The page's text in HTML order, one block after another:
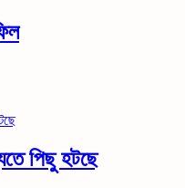
পিছু হটছে